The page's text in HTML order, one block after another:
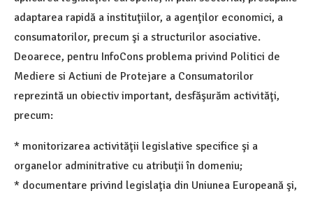
adaptarea rapidă a instituţiilor, a agenţilor economici, a
consumatorilor, precum şi a structurilor asociative.
Deoarece, pentru InfoCons problema privind Politici de
Mediere si Actiuni de Protejare a Consumatorilor
reprezintă un obiectiv important, desfăşurăm activităţi,
precum:
* monitorizarea activităţii legislative specifice şi a
organelor adminitrative cu atribuţii în domeniu;
* documentare privind legislaţia din Uniunea Europeană şi,